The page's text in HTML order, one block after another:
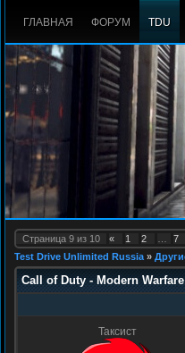
ГЛАВНАЯ ФОРУМ TDU
Страница 9 из 10 « 1 2 7
Test Drive Unlimited Russia »
Call of Duty - Modern
Таксист